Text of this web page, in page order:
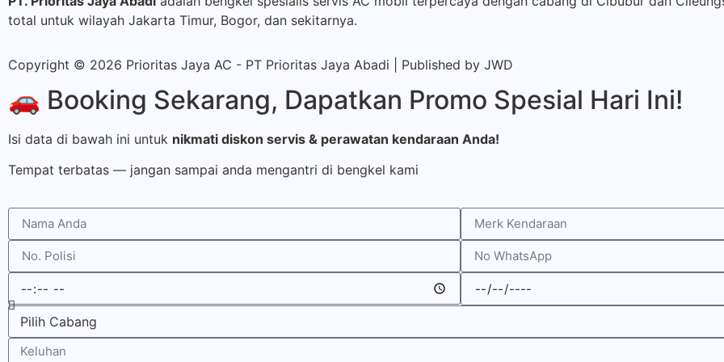
total untuk wilayah Jakarta Timur, Bogor, dan sekitarnya.
Copyright © 2026 Prioritas Jaya AC - PT Prioritas Jaya Abadi | Published by JWD
🚗 Booking Sekarang, Dapatkan Promo Spesial Hari Ini!
Isi data di bawah ini untuk nikmati diskon servis & perawatan kendaraan Anda!
Tempat terbatas — jangan sampai anda mengantri di bengkel kami